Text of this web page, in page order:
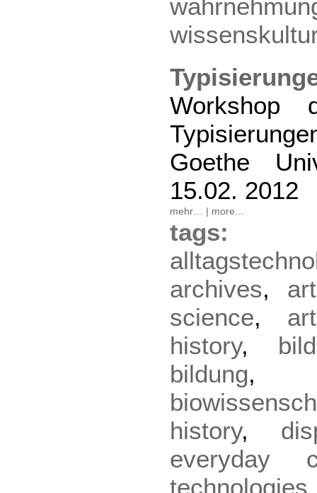
Workshop
Goethe
15.02. 2012
mehr… | more…
archives,
science,
history,
bildung
history,
everyday
technologies